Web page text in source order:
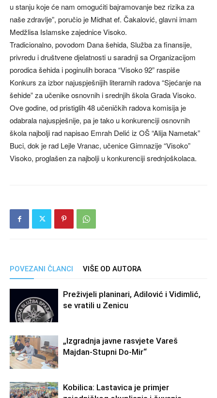
u stanju koje će nam omogućiti bajramovanje bez rizika za
naše zdravlje”, poručio je Midhat ef. Čakalović, glavni imam
Medžlisa Islamske zajednice Visoko.
Tradicionalno, povodom Dana šehida, Služba za finansije,
privredu i društvene djelatnosti u saradnji sa Organizacijom
porodica šehida i poginulih boraca “Visoko 92” raspiše
Konkurs za izbor najuspješnijih literarnih radova “Sjećanje na
šehide” za učenike osnovnih i srednjih škola Grada Visoko.
Ove godine, od pristiglih 48 učeničkih radova komisija je
odabrala najuspješnije, pa je tako u konkurenciji osnovnih
škola najbolji rad napisao Emrah Delić iz OŠ “Alija Nametak”
Buci, dok je rad Lejle Vranac, učenice Gimnazije “Visoko”
Visoko, proglašen za najbolji u konkurenciji srednjoškolaca.
POVEZANI ČLANCI VIŠE OD AUTORA
Preživjeli planinari, Adilović i Vidimlić,
se vratili u Zenicu
„Izgradnja javne rasvjete Vareš
Majdan-Stupni Do-Mir“
Kobilica: Lastavica je primjer